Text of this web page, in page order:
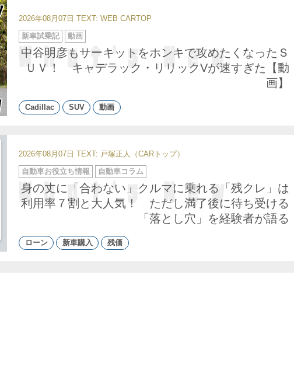
2026年08月07日 TEXT: WEB CARTOP
中谷明彦もサーキットをホンキで攻めたくなったＳ
ＵＶ！ キャデラック・リリックVが速すぎた【動
画】
カ
テ
ゴ
リ
新車試乗記 動画
Cadillac SUV 動画
2026年08月07日 TEXT: 戸塚正人（CARトップ）
身の丈に「合わない」クルマに乗れる「残クレ」は
利用率７割と大人気！ ただし満了後に待ち受ける
「落とし穴」を経験者が語る
カ
テ
ゴ
リ
ー
自動車お役立ち情報 自動車コラム
ローン 新車購入 残価